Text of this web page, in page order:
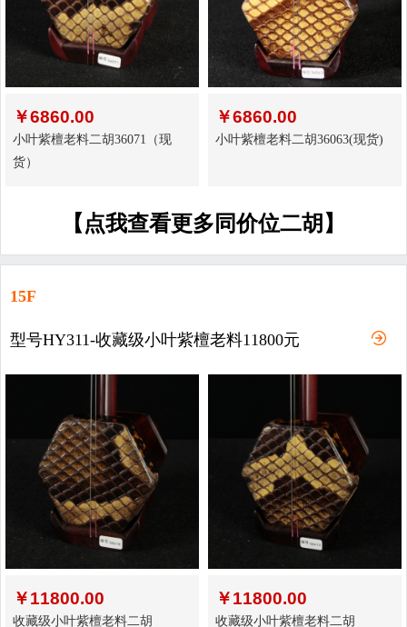
￥6860.00
小叶紫檀老料二胡36071（现
货）
￥6860.00
小叶紫檀老料二胡36063(现货)
【点我查看更多同价位二胡】
15F
型号HY311-收藏级小叶紫檀老料11800元
￥11800.00
收藏级小叶紫檀老料二胡
￥11800.00
收藏级小叶紫檀老料二胡